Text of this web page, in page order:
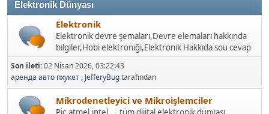
Elektronik Dünyası
Elektronik
Elektronik devre şemaları,Devre elemaları hakkında
bilgiler,Hobi elektroniği,Elektronik Hakkıda sou cevap
Son ileti:02 Nisan 2026, 03:22:43
аренда авто пхукет , JefferyBugtarafından
Mikrodenetleyici ve Mikroişlemciler